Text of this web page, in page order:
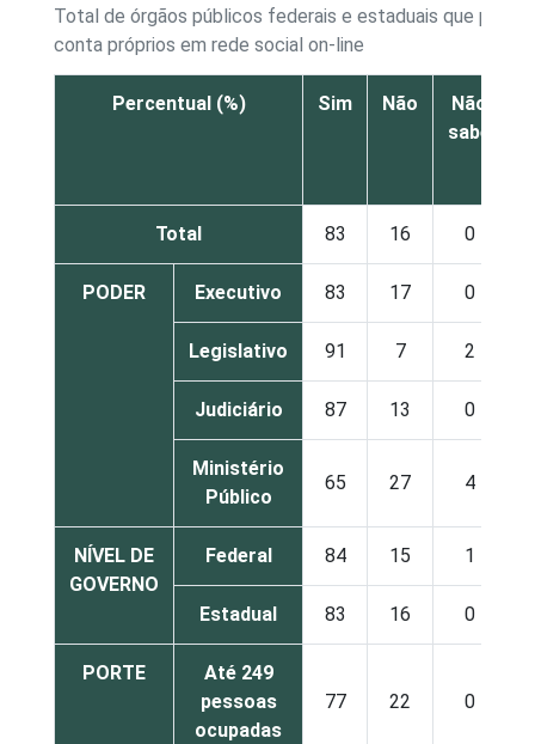
Total de órgãos públicos federais e estaduais que
conta próprios em rede social on-line
Percentual (%) Sim Não
Não
sabe
Total 83 16 0
PODER Executivo 83 17 0
Legislativo 91 7 2
Judiciário 87 13 0
Ministério
Público
65 27 4
NÍVEL DE
GOVERNO
Federal 84 15 1
Estadual 83 16 0
PORTE
Até 249
pessoas
ocupadas
77 22 0